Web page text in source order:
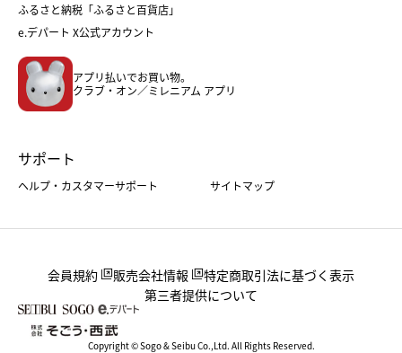
フード
ホーム・キッチン＆アート
ふるさと納税「ふるさと百貨店」
e.デパート X公式アカウント
アプリ払いでお買い物。
クラブ・オン／ミレニアム アプリ
サポート
ヘルプ・カスタマーサポート サイトマップ
会員規約 販売会社情報
特定商取引法に基づく表示
第三者提供について
Copyright © Sogo & Seibu Co.,Ltd. All Rights Reserved.